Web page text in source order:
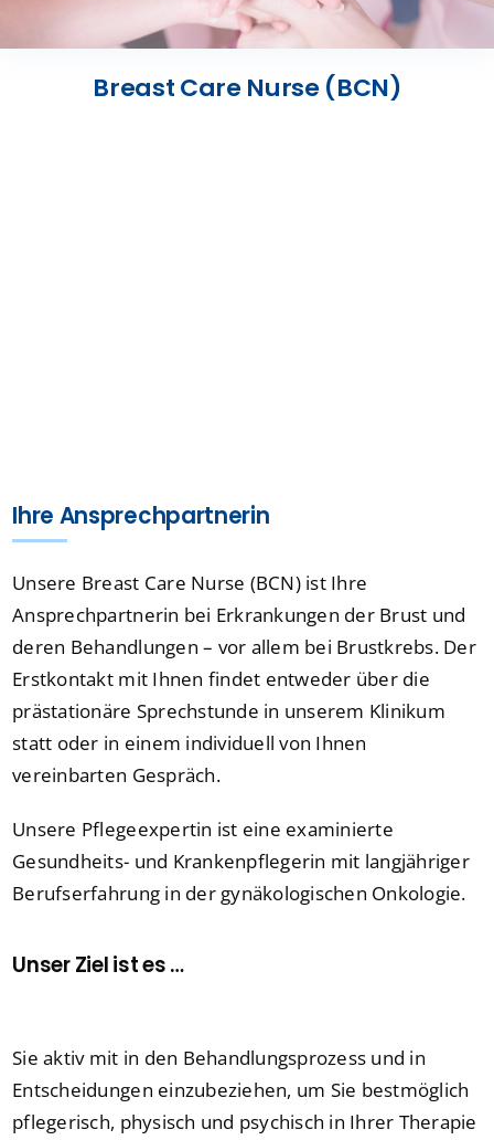
Breast Care Nurse (BCN)
Ihre Ansprechpartnerin
Unsere Breast Care Nurse (BCN) ist Ihre
Ansprechpartnerin bei Erkrankungen der Brust und
deren Behandlungen – vor allem bei Brustkrebs. Der
Erstkontakt mit Ihnen findet entweder über die
prästationäre Sprechstunde in unserem Klinikum
statt oder in einem individuell von Ihnen
vereinbarten Gespräch.
Unsere Pflegeexpertin ist eine examinierte
Gesundheits- und Krankenpflegerin mit langjähriger
Berufserfahrung in der gynäkologischen Onkologie.
Unser Ziel ist es …
Sie aktiv mit in den Behandlungsprozess und in
Entscheidungen einzubeziehen, um Sie bestmöglich
pflegerisch, physisch und psychisch in Ihrer Therapie